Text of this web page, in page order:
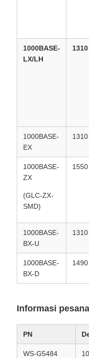
1000BASE-
LX/LH
1310
1000BASE-
EX
1310
1000BASE-
ZX
(GLC-ZX-
SMD)
1550
1000BASE-
BX-U
1310
1000BASE-
BX-D
1490
Informasi
PN
WS-G5484